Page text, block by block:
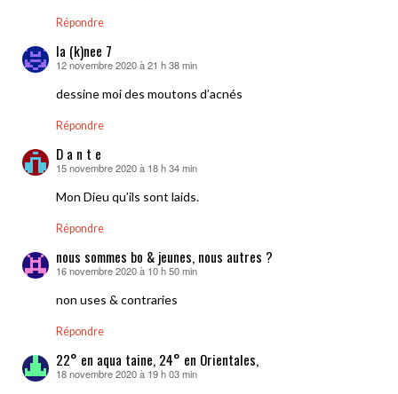
Répondre
la (k)nee 7
dit :
12 novembre 2020 à 21 h 38 min
dessine moi des moutons d’acnés
Répondre
D a n t e
dit :
15 novembre 2020 à 18 h 34 min
Mon Dieu qu’ils sont laids.
Répondre
nous sommes bo & jeunes, nous autres ?
dit :
16 novembre 2020 à 10 h 50 min
non uses & contraries
Répondre
22° en aqua taine, 24° en Orientales,
dit :
18 novembre 2020 à 19 h 03 min